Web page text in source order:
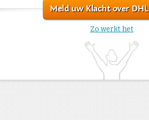
Meld uw Klacht over DHL
Zo werkt het